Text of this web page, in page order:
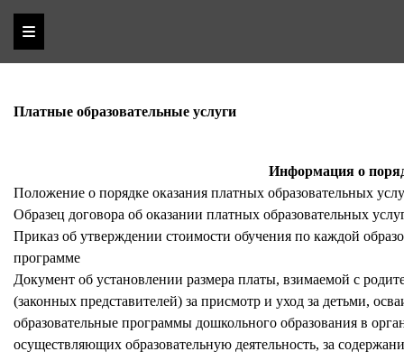
Платные образовательные услуги
Информация о
Положение о порядке оказания платных образовательных
Образец договора об оказании платных образовательных
Приказ об утверждении стоимости обучения по каждой
программе
Документ об установлении размера платы, взимаемой с
(законных представителей) за присмотр и уход за детьми,
образовательные программы дошкольного образования в
осуществляющих образовательную деятельность, за